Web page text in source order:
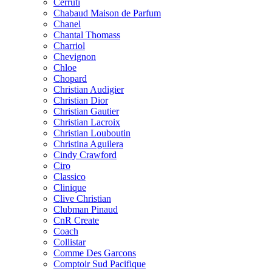
Cerruti
Chabaud Maison de Parfum
Chanel
Chantal Thomass
Charriol
Chevignon
Chloe
Chopard
Christian Audigier
Christian Dior
Christian Gautier
Christian Lacroix
Christian Louboutin
Christina Aguilera
Cindy Crawford
Ciro
Classico
Clinique
Clive Christian
Clubman Pinaud
CnR Create
Coach
Collistar
Comme Des Garcons
Comptoir Sud Pacifique